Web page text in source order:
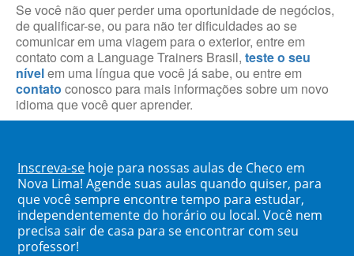
Se você não quer perder uma oportunidade de negócios,
de qualificar-se, ou para não ter dificuldades ao se
comunicar em uma viagem para o exterior, entre em
contato com a Language Trainers Brasil, teste o seu
nívelem uma língua que você já sabe, ou entre em
contato conosco para mais informações sobre um novo
idioma que você quer aprender.
Inscreva-se hoje para nossas aulas de Checo em
Nova Lima! Agende suas aulas quando quiser, para
que você sempre encontre tempo para estudar,
independentemente do horário ou local. Você nem
precisa sair de casa para se encontrar com seu
professor!